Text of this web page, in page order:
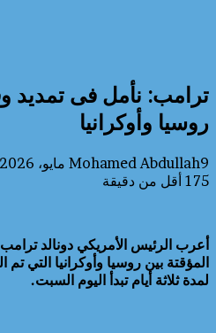
ترامب: نأمل فى تمديد
روسيا وأوكرانيا
Mohamed Abdullah9 مايو، 2026
175 أقل من دقيقة
أعرب الرئيس الأمريكي دونالد
المؤقتة بين روسيا وأوكرانيا التي
لمدة ثلاثة أيام تبدأ اليوم السبت.